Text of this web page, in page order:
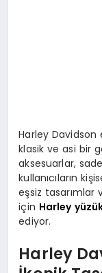
Harley Davidson
klasik ve asi bir
aksesuarlar,
kullanıcıların
eşsiz tasarımlar
için Harley
ediyor.
Harley